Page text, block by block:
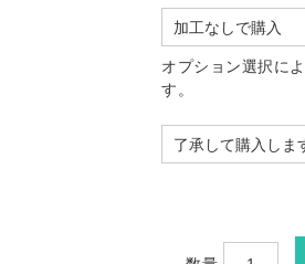
オプション選択に
す。